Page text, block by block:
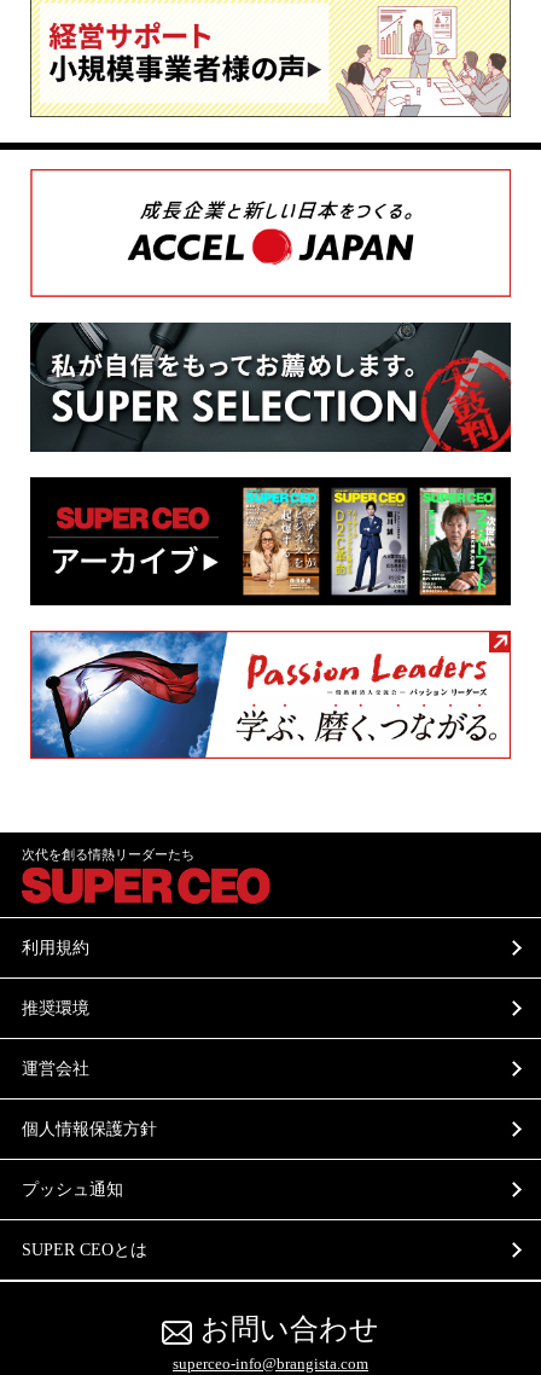
次代を創る情熱リーダーたち
利用規約
推奨環境
運営会社
個人情報保護方針
プッシュ通知
SUPER CEOとは
お問い合わせ
superceo-info@brangista.com